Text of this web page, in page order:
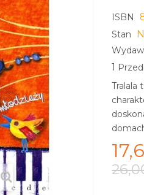
ISBN
Stan
1
Tralala